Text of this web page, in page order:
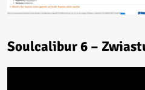
Soulcalibur 6 –